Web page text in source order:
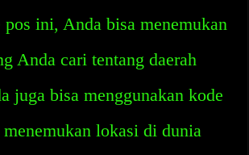
pos ini, Anda bisa menemukan
Anda cari tentang daerah
juga bisa menggunakan kode
lokasi di dunia